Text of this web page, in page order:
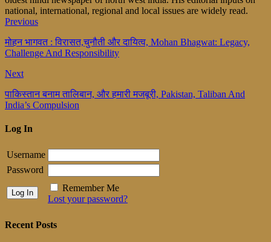
national, international, regional and local issues are widely read.
Previous
मोहन भागवत : विरासत,चुनौती और दायित्व, Mohan Bhagwat: Legacy,
Challenge And Responsibility
Next
पाकिस्तान बनाम तालिबान, और हमारी मजबूरी, Pakistan, Taliban And
India’s Compulsion
Log In
Username
Password
Remember Me
Lost your password?
Recent Posts